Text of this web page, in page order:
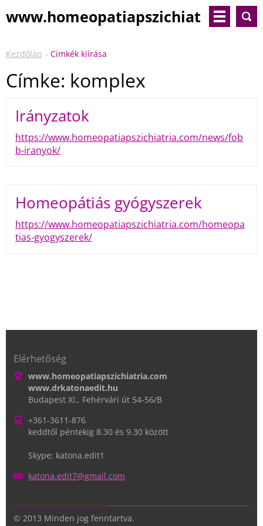
www.homeopatiapszichiat
Kezdőlap Címkék kiírása
Címke: komplex
Irányzatok
https://www.homeopatiapszichiatria.com/news/fob
b-iranyok/
Homeopátiás gyógyszerek
https://www.homeopatiapszichiatria.com/homeopa
tias-gyogyszerek/
Elérhetőség
www.homeopatiapszichiatria.com
www.drkatonaedit.hu
Budapest XI., Fehérvári út 54-56/B
+361-3611-876
keddtől péntekig 8.30 és 9.30 között
Skype: katona.edit1
katona.edit7@gmail.com
© 2013 Minden jog fenntartva.